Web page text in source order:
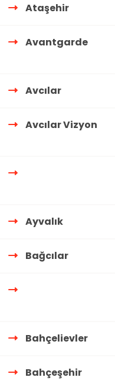
Ataşehir
Avantgarde
Avcılar
Avcılar Vizyon
Ayvalık
Bağcılar
Bahçelievler
Bahçeşehir